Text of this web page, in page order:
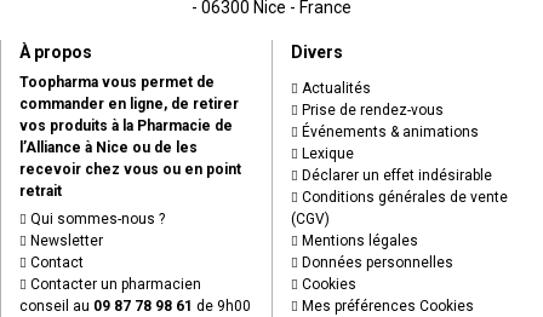
- 06300 Nice - France
À propos
Toopharma vous permet de
commander en ligne, de retirer
vos produits à la Pharmacie de
l’Alliance à Nice ou de les
recevoir chez vous ou en point
retrait
Qui sommes-nous ?
Newsletter
Contact
Contacter un pharmacien
conseil au 09 87 78 98 61 de 9h00
Divers
Actualités
Prise de rendez-vous
Événements & animations
Lexique
Déclarer un effet indésirable
Conditions générales de vente
(CGV)
Mentions légales
Données personnelles
Cookies
Mes préférences Cookies